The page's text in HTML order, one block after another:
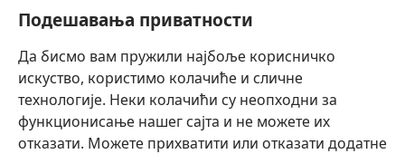
Подешавања приватности
Да бисмо вам пружили најбоље корисничко
искуство, користимо колачиће и сличне
технологије. Неки колачићи су неопходни за
функционисање нашег сајта и не можете их
отказати. Можете прихватити или отказати додатне
(отвара
нови
прозор)ОНЛАЈН БИБЛИОТЕКА Watchtower
(отвара
нови
прозор)JW Hub®
(отвара
нови
прозор)JW Library